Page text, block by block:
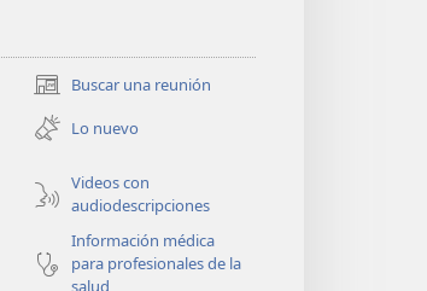
Buscar una reunión
(abre
una
nueva
Lo nuevo
Videos con
audiodescripciones
Información médica
para profesionales de la
salud